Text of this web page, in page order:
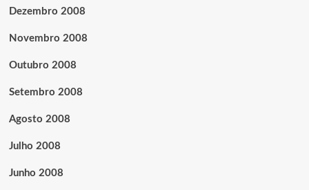
Dezembro 2008
Novembro 2008
Outubro 2008
Setembro 2008
Agosto 2008
Julho 2008
Junho 2008